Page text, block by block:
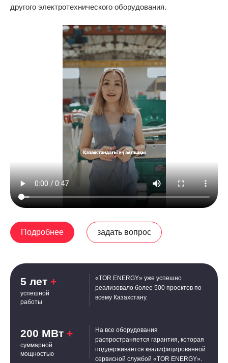
другого электротехнического оборудования.
Подробнее задать вопрос
5 лет +
успешной
работы
«TOR ENERGY» уже успешно
реализовало более 500 проектов по
всему Казахстану.
200 МВт +
суммарной
мощностью
На все оборудования
распространяется гарантия, которая
поддерживается квалифицированной
сервисной службой «TOR ENERGY».